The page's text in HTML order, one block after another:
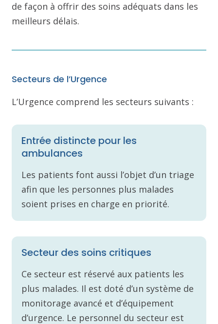
de façon à offrir des soins adéquats dans les
meilleurs délais.
Secteurs de l’Urgence
L’Urgence comprend les secteurs suivants :
Entrée distincte pour les
ambulances
Les patients font aussi l’objet d’un triage
afin que les personnes plus malades
soient prises en charge en priorité.
Secteur des soins critiques
Ce secteur est réservé aux patients les
plus malades. Il est doté d’un système de
monitorage avancé et d’équipement
d’urgence. Le personnel du secteur est